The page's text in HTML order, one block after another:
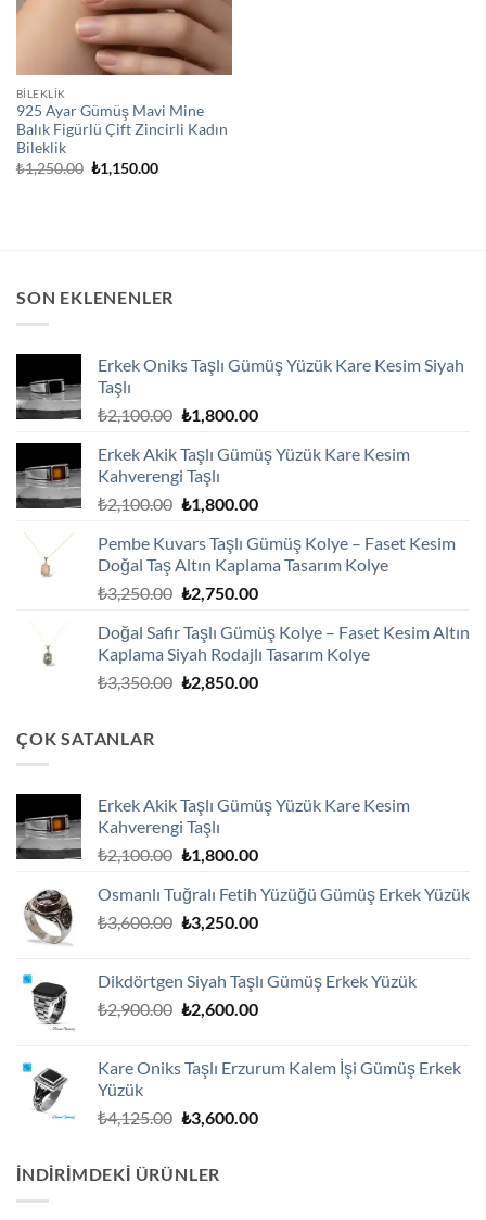
BİLEKLİK
925 Ayar Gümüş Mavi Mine
Balık Figürlü Çift Zincirli Kadın
Bileklik
₺1,250.00 Orijinal
fiyat:
₺1,150.00Şu
SON EKLENENLER
Erkek Oniks Taşlı Gümüş Yüzük Kare Kesim Siyah
Taşlı
₺2,100.00 Orijinal
₺2,100.00.
₺1,800.00Şu
fiyat:
Erkek Akik Taşlı Gümüş Yüzük Kare Kesim
Kahverengi Taşlı
₺2,100.00 Orijinal
₺2,100.00.
₺1,800.00Şu
fiyat:
₺1,800.00.
Pembe Kuvars Taşlı Gümüş Kolye – Faset Kesim
Doğal Taş Altın Kaplama Tasarım Kolye
₺3,250.00 Orijinal
₺3,250.00.
₺2,750.00Şu
fiyat:
₺2,750.00.
Doğal Safir Taşlı Gümüş Kolye – Faset Kesim Altın
Kaplama Siyah Rodajlı Tasarım Kolye
₺3,350.00 Orijinal
₺2,850.00Şu
ÇOK SATANLAR
Erkek Akik Taşlı Gümüş Yüzük Kare Kesim
Kahverengi Taşlı
₺2,100.00 Orijinal
₺2,100.00.
₺1,800.00Şu
fiyat:
₺1,800.00.
Osmanlı Tuğralı Fetih Yüzüğü Gümüş Erkek Yüzük
₺3,600.00 Orijinal
₺3,250.00Şu
₺3,250.00.
Dikdörtgen Siyah Taşlı Gümüş Erkek Yüzük
₺2,900.00 Orijinal
₺2,600.00Şu
₺2,600.00.
Kare Oniks Taşlı Erzurum Kalem İşi Gümüş Erkek
Yüzük
₺4,125.00 Orijinal
₺3,600.00Şu
İNDIRIMDEKI ÜRÜNLER